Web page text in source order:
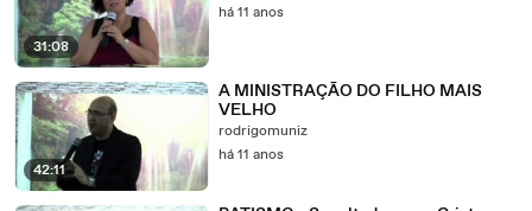
31:08
há 11 anos
42:11
A MINISTRAÇÃO DO FILHO MAIS
VELHO
rodrigomuniz
há 11 anos